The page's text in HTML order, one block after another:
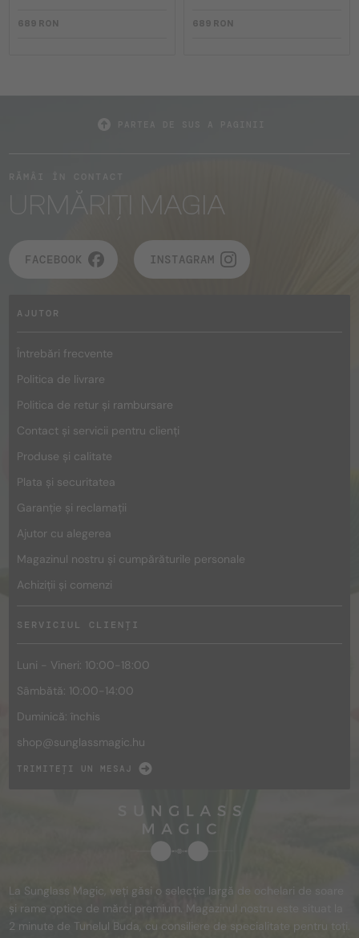
689 RON 689 RON
URMĂRIȚI MAGIA
FACEBOOK INSTAGRAM
AJUTOR
Întrebări frecvente
Politica de livrare
Politica de retur și rambursare
Contact și servicii pentru clienți
Produse și calitate
Plata și securitatea
Garanție și reclamații
Ajutor cu alegerea
Magazinul nostru și cumpărăturile personale
Achiziții și comenzi
SERVICIUL CLIENȚI
Luni - Vineri: 10:00-18:00
Sâmbătă: 10:00-14:00
Duminică: închis
shop@sunglassmagic.hu
TRIMITEȚI UN MESAJ
La Sunglass Magic, veți găsi o selecție largă de ochelari de soare
și rame optice de mărci premium. Magazinul nostru este situat la
2 minute de Tunelul Buda, cu consiliere de specialitate pentru toți.